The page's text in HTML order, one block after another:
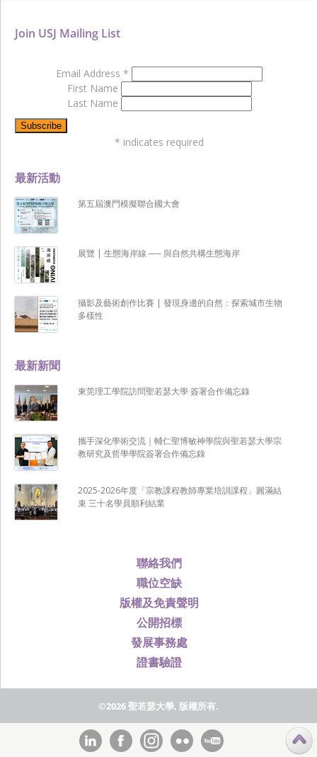
聯絡我們
職位空缺
版權及免責聲明
公開招標
發展事務處
證書驗證
最新新聞
東莞理工學院訪問聖若瑟大學 簽署合作備忘錄
攜手深化學術交流｜輔仁聖博敏神學院與聖若瑟大學宗
教研究及哲學學院簽署合作備忘錄
2025-2026年度「宗教課程教師專業培訓課程」圓滿結
束 三十名學員順利結業
最新活動
第五屆澳門模擬聯合國大會
展覽 | 生態海岸線 ── 與自然共構生態海岸
攝影及藝術創作比賽 | 發現身邊的自然：探索城市生物
多樣性
Join USJ Mailing List
Email Address *
First Name
Last Name
* indicates required
©2026 聖若瑟大學, 版權所有.